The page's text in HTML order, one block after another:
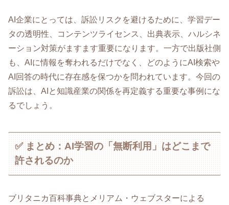
AI企業にとっては、訴訟リスクを避けるために、学習デー
タの透明性、コンテンツライセンス、出典表示、ハルシネ
ーション対策がますます重要になります。一方で出版社側
も、AIに情報を奪われるだけでなく、どのようにAI検索や
AI回答の時代に存在感を保つかを問われています。今回の
訴訟は、AIと知識産業の関係を再定義する重要な事例にな
るでしょう。
✅ まとめ：AI学習の「無断利用」はどこまで
許されるのか
ブリタニカ百科事典とメリアム・ウェブスターによる